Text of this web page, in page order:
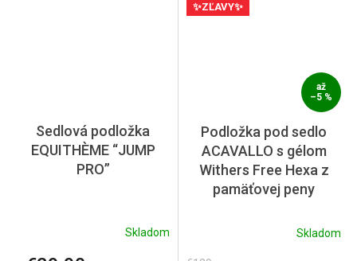
Sedlová podložka
EQUITHÈME “JUMP
PRO”
Skladom
✨ZĽAVY✨
až
–5 %
Podložka pod sedlo
ACAVALLO s gélom
Withers Free Hexa z
pamäťovej peny
Skladom